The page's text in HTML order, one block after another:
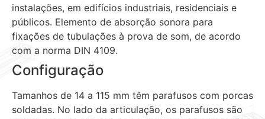
instalações, em edifícios industriais, residenciais e
públicos. Elemento de absorção sonora para
fixações de tubulações à prova de som, de acordo
com a norma DIN 4109.
Configuração
Tamanhos de 14 a 115 mm têm parafusos com porcas
soldadas. No lado da articulação, os parafusos são